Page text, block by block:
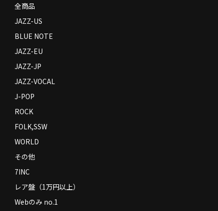
全商品
JAZZ-US
BLUE NOTE
JAZZ-EU
JAZZ-JP
JAZZ-VOCAL
J-POP
ROCK
FOLK,SSW
WORLD
その他
7INC
レア盤（1万円以上）
Webのみ no.1